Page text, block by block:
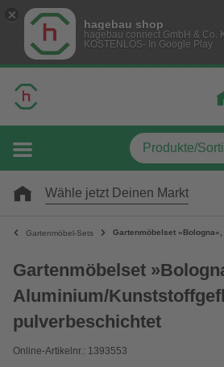
hagebau shop
hagebau connect GmbH & Co.
KOSTENLOS- In Google Play
Wähle jetzt Deinen Markt
Gartenmöbel-Sets Gartenmöbelset
Gartenmöbelset
Aluminium/
pulverbeschichtet
Online-Artikelnr.: 1393553